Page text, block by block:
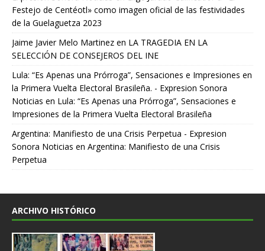
Festejo de Centéotl» como imagen oficial de las festividades
de la Guelaguetza 2023
Jaime Javier Melo Martinez en LA TRAGEDIA EN LA
SELECCIÓN DE CONSEJEROS DEL INE
Lula: “Es Apenas una Prórroga”, Sensaciones e Impresiones en
la Primera Vuelta Electoral Brasileña. - Expresion Sonora
Noticias en Lula: “Es Apenas una Prórroga”, Sensaciones e
Impresiones de la Primera Vuelta Electoral Brasileña
Argentina: Manifiesto de una Crisis Perpetua - Expresion
Sonora Noticias en Argentina: Manifiesto de una Crisis
Perpetua
ARCHIVO HISTÓRICO